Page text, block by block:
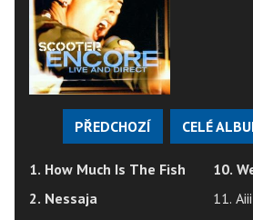
PŘEDCHOZÍ CELÉ
1. How Much Is The Fish
2. Nessaja
10.
11.